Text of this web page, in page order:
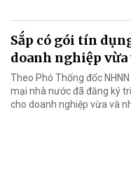
Sắp có gói tín
doanh nghiệp vừa
Theo Phó Thống đốc
mại nhà nước đã đăng ký
cho doanh nghiệp vừa và